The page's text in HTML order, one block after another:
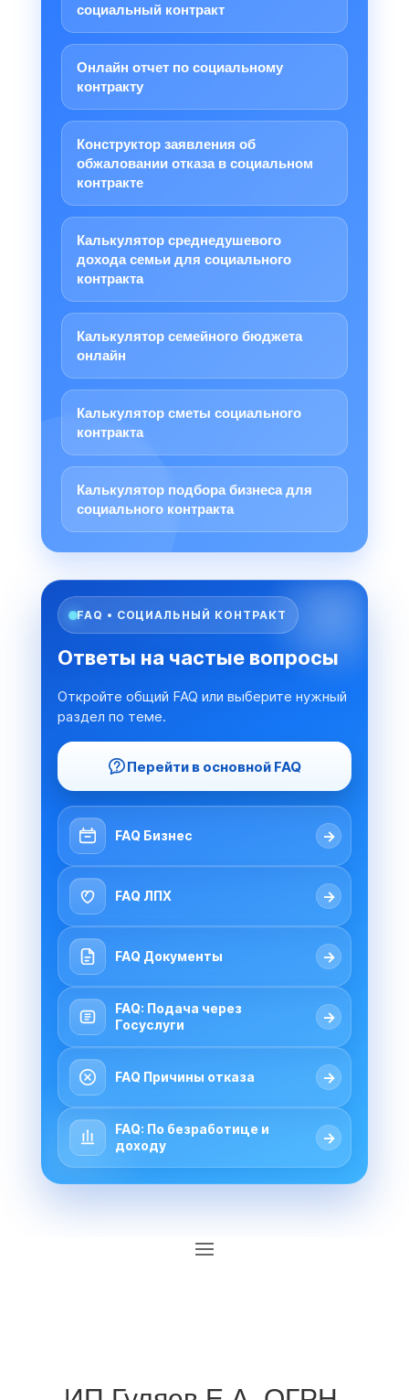
социальный контракт
Онлайн отчет по социальному
контракту
Конструктор заявления об
обжаловании отказа в социальном
контракте
Калькулятор среднедушевого
дохода семьи для социального
контракта
Калькулятор семейного бюджета
онлайн
Калькулятор сметы социального
контракта
Калькулятор подбора бизнеса для
социального контракта
FAQ • СОЦИАЛЬНЫЙ КОНТРАКТ
Ответы на частые вопросы
Откройте общий FAQ или выберите нужный
раздел по теме.
Перейти в основной FAQ
FAQ Бизнес →
FAQ ЛПХ →
FAQ Документы →
FAQ: Подача через
Госуслуги
→
FAQ Причины отказа →
FAQ: По безработице и
доходу
→